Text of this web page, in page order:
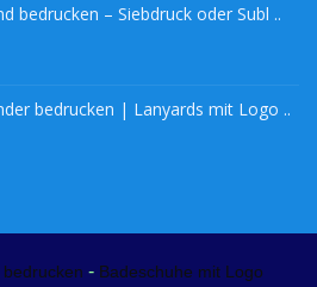
bedrucken – Siebdruck oder Subl ..
bedrucken | Lanyards mit Logo ..
- Badeschuhe mit Logo